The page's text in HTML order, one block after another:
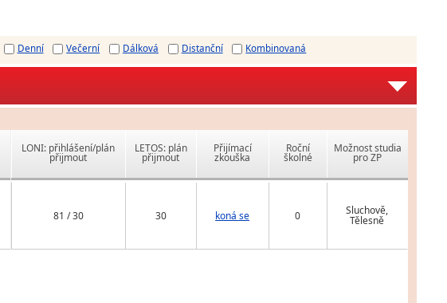
Denní Večerní Dálková Distanční Kombinovaná
LONI: přihlášení/plán
přijmout
LETOS: plán
přijmout
Přijímací
zkouška
Roční
školné
Možnost studia
pro ZP
81 / 30 30 koná se 0 Sluchově,
Tělesně